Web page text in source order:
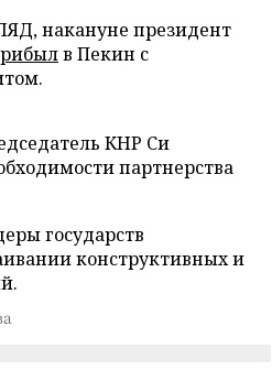
накануне президент
в Пекин с
КНР Си
партнерства
государств
конструктивных и